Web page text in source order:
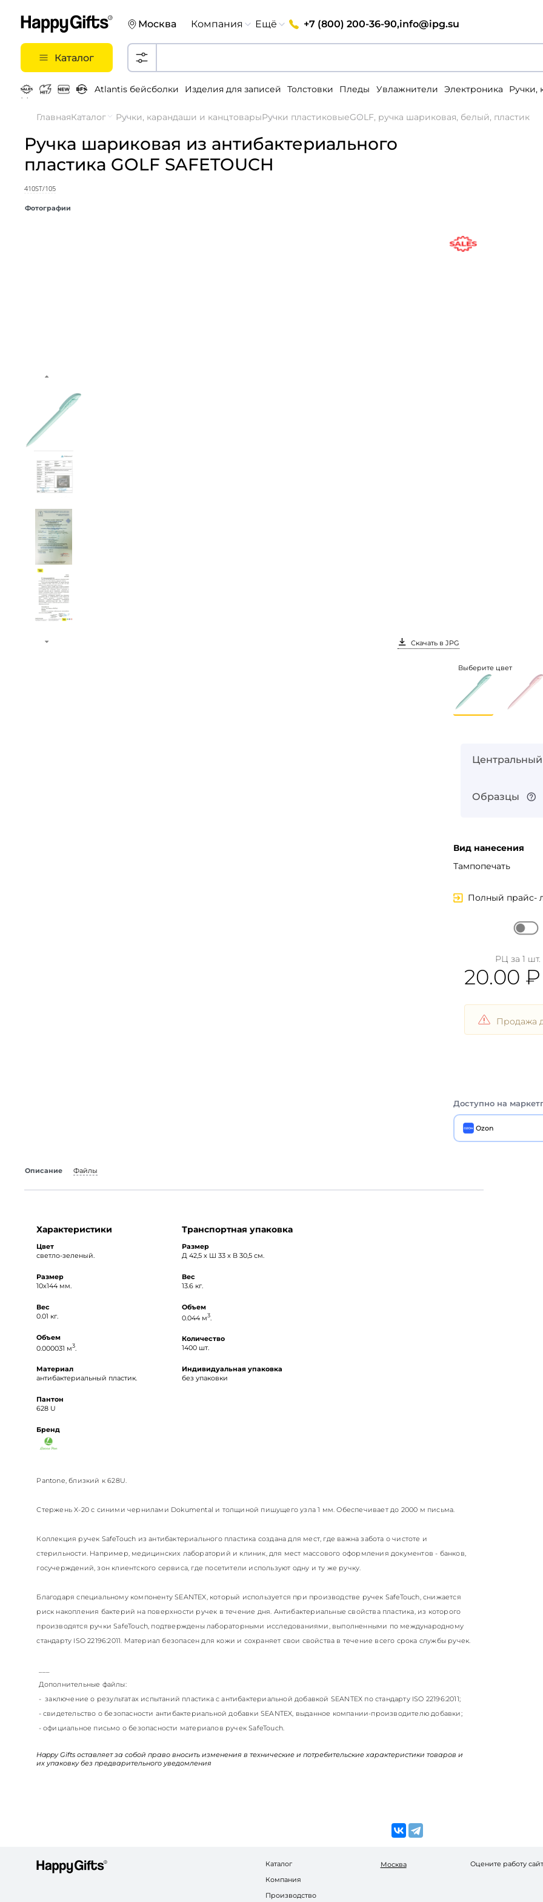
Москва Компания Ещё +7 (800) 200-36-90,info@ipg.su
Каталог
Atlantis бейсболки Изделия для записей Толстовки Пледы Увлажнители Электроника Ручки,
Металлические ручки
ГлавнаяКаталог Ручки, карандаши и канцтоварыРучки пластиковыеGOLF, ручка шариковая, белый, пластик
Ручка шариковая из антибактериального
пластика GOLF SAFETOUCH
410ST/105
Фотографии
Скачать в JPG
Выберите цвет
Центральный
Образцы
Вид нанесения
Тампопечать
Полный прайс-
РЦ за 1 шт.
20.00 ₽
Продажа
Доступно на
Ozon
Описание Файлы
Характеристики
Цвет
светло-зеленый.
Размер
10х144 мм.
Вес
0.01 кг.
Объем
0.000031 м3
Материал
антибактериальный пластик.
Пантон
628 U
Бренд
Транспортная упаковка
Размер
Д 42,5 x Ш 33 x В 30,5 см.
Вес
13.6 кг.
Объем
0.044 м3.
Количество
1400 шт.
Индивидуальная упаковка
без упаковки
Pantone, близкий к 628U.
Стержень X-20 с синими чернилами Dokumental и толщиной пишущего узла 1 мм. Обеспечивает до 2000 м письма.
Коллекция ручек SafeTouch из антибактериального пластика создана для мест, где важна забота о чистоте и
стерильности. Например, медицинских лабораторий и клиник, для мест массового оформления документов - банков,
госучерждений, зон клиентского сервиса, где посетители используют одну и ту же ручку.
Благодаря специальному компоненту SEANTEX, который используется при производстве ручек SafeTouch, снижается
риск накопления бактерий на поверхности ручек в течение дня. Антибактериальные свойства пластика, из которого
производятся ручки SafeTouch, подтверждены лабораторными исследованиями, выполненными по международному
стандарту ISO 22196:2011. Материал безопасен для кожи и сохраняет свои свойства в течение всего срока службы ручек.
Дополнительные файлы:
- заключение о результатах испытаний пластика c антибактериальной добавкой SEANTEX по стандарту ISO 22196:2011;
- свидетельство о безопасности антибактериальной добавки SEANTEX, выданное компании-производителю добавки;
- официальное письмо о безопасности материалов ручек SafeTouch.
Happy Gifts оставляет за собой право вносить изменения в технические и потребительские характеристики товаров и
их упаковку без предварительного уведомления
Каталог
Компания
Производство
Москва Оцените работу
Забыли пароль?